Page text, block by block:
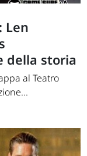
Len
della storia
al Teatro